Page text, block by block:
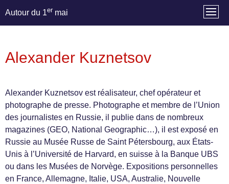
Autour du 1er mai
Alexander Kuznetsov
Alexander Kuznetsov est réalisateur, chef opérateur et
photographe de presse. Photographe et membre de l’Union
des journalistes en Russie, il publie dans de nombreux
magazines (GEO, National Geographic…), il est exposé en
Russie au Musée Russe de Saint Pétersbourg, aux États-
Unis à l’Université de Harvard, en suisse à la Banque UBS
ou dans les Musées de Norvège. Expositions personnelles
en France, Allemagne, Italie, USA, Australie, Nouvelle